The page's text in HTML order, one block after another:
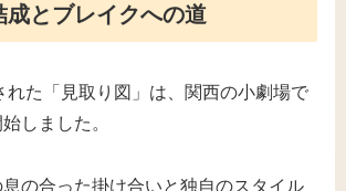
成とブレイクへの道
れた「見取り図」は、関西の小劇場で
しました。
の合った掛け合いと独自のスタイル